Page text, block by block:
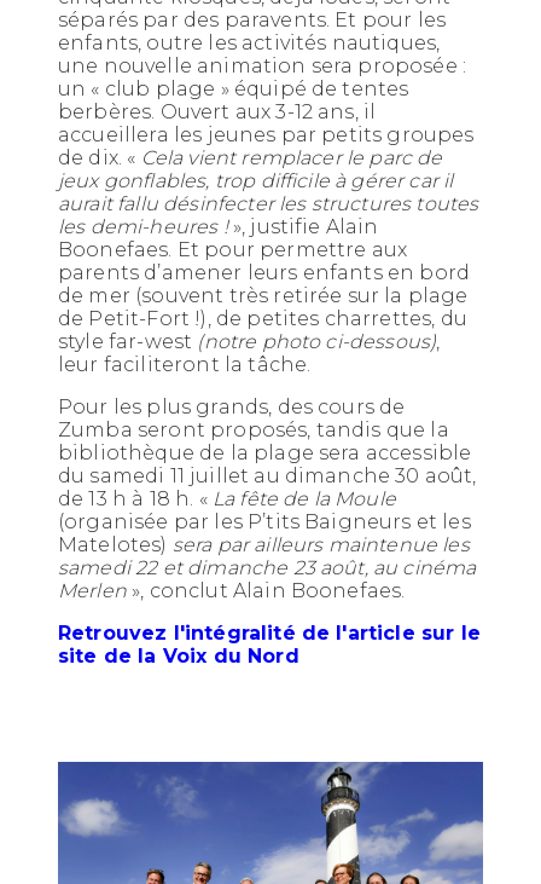
séparés par des paravents. Et pour les
enfants, outre les activités nautiques,
une nouvelle animation sera proposée :
un « club plage » équipé de tentes
berbères. Ouvert aux 3-12 ans, il
accueillera les jeunes par petits groupes
de dix. « Cela vient remplacer le parc de
jeux gonflables, trop difficile à gérer car il
aurait fallu désinfecter les structures toutes
les demi-heures !», justifie Alain
Boonefaes. Et pour permettre aux
parents d’amener leurs enfants en bord
de mer (souvent très retirée sur la plage
de Petit-Fort !), de petites charrettes, du
style far-west (notre photo ci-dessous),
leur faciliteront la tâche.
Pour les plus grands, des cours de
Zumba seront proposés, tandis que la
bibliothèque de la plage sera accessible
du samedi 11 juillet au dimanche 30 août,
de 13 h à 18 h. « La fête de la Moule
(organisée par les P’tits Baigneurs et les
Matelotes) sera par ailleurs maintenue les
samedi 22 et dimanche 23 août, au cinéma
Merlen», conclut Alain Boonefaes.
Retrouvez l'intégralité de l'article sur le
site de la Voix du Nord